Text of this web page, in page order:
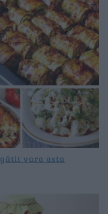
vara asta